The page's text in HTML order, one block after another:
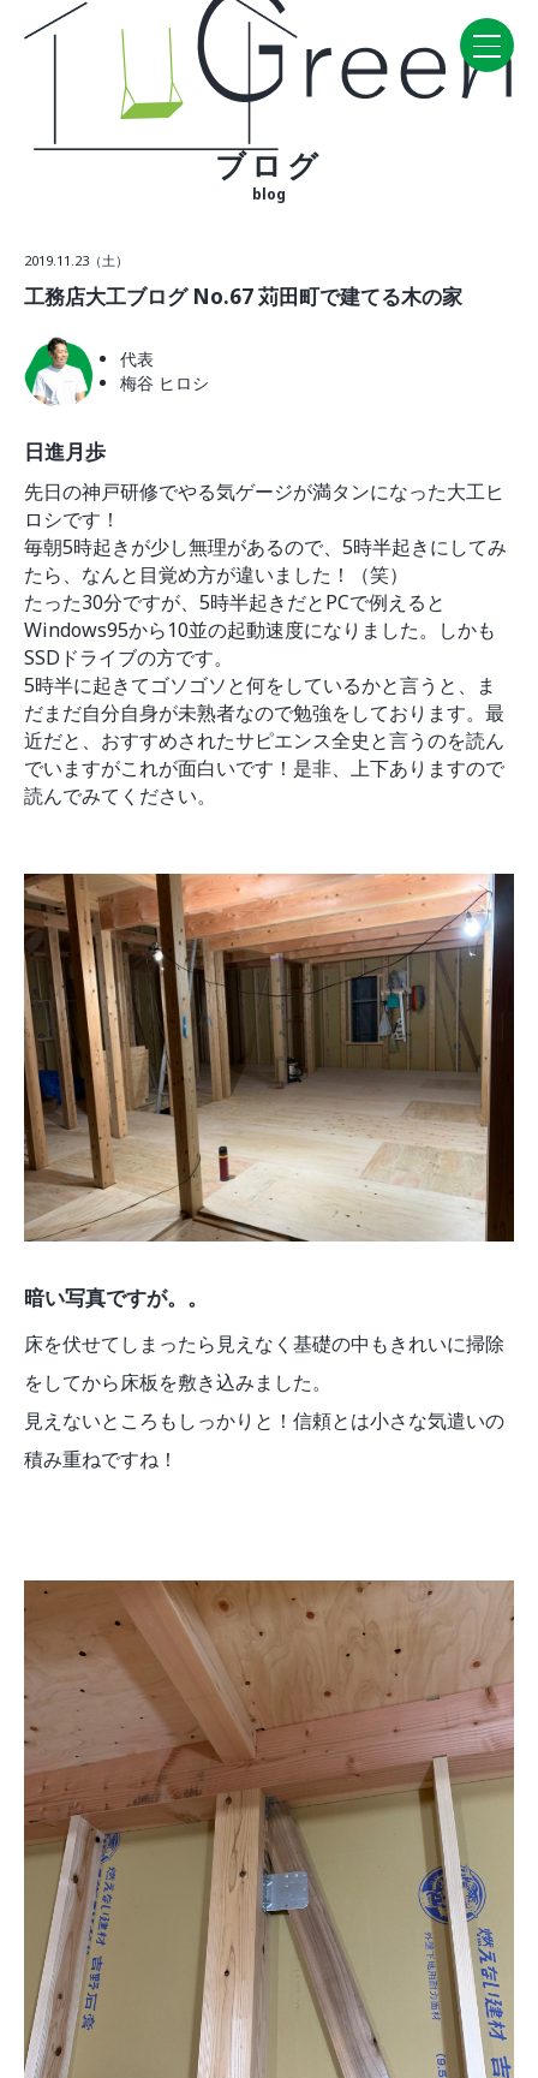
CONCEPT・BUILD
コンセプト
家の性能
ラインナップ
建築実例
VISIT
モデルルーム
イベント
ABOUT
会社概要
採用情報
スタッフ紹介
ブログ
お知らせ
お問い合わせ・資料請求
ブログ
ブログ
blog
2019.11.23（土）
工務店大工ブログ No.67 苅田町で建てる木の家
代表
梅谷 ヒロシ
日進月歩
先日の神戸研修でやる気ゲージが満タンになった大工ヒ
ロシです！
毎朝5時起きが少し無理があるので、5時半起きにしてみ
たら、なんと目覚め方が違いました！（笑）
たった30分ですが、5時半起きだとPCで例えると
Windows95から10並の起動速度になりました。しかも
SSDドライブの方です。
5時半に起きてゴソゴソと何をしているかと言うと、ま
だまだ自分自身が未熟者なので勉強をしております。最
近だと、おすすめされたサピエンス全史と言うのを読ん
でいますがこれが面白いです！是非、上下ありますので
読んでみてください。
暗い写真ですが。。
床を伏せてしまったら見えなく基礎の中もきれいに掃除
をしてから床板を敷き込みました。
見えないところもしっかりと！信頼とは小さな気遣いの
積み重ねですね！